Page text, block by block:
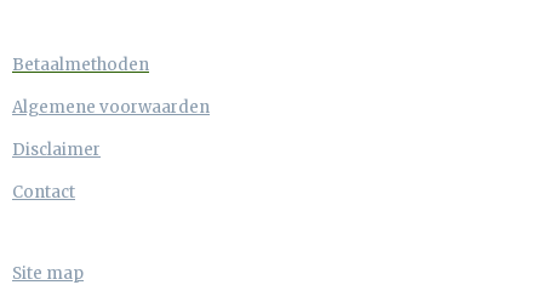
Betaalmethoden
Algemene voorwaarden
Disclaimer
Contact
Site map